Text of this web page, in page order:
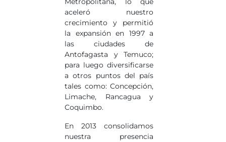
aceleró nuestro
crecimiento y permitió
la expansión en 1997 a
las ciudades de
Antofagasta y Temuco;
para luego diversificarse
a otros puntos del país
tales como: Concepción,
Limache, Rancagua y
Coquimbo.
En 2013 consolidamos
nuestra presencia